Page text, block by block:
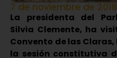
7 de noviembre de 2018
La presidenta del
Silvia Clemente, ha
Convento de las
la sesión constitutiva